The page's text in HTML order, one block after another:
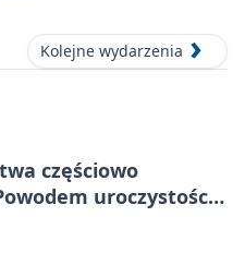
Kolejne wydarzenia
częściowo
uroczystości